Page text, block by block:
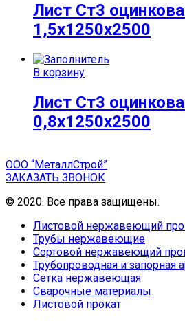
Лист Ст3
1,5х1250х2500
В корзину
Лист Ст3
0,8х1250х2500
ООО “МеталлСтрой”
ЗАКАЗАТЬ ЗВОНОК
© 2020. Все права защищены.
Листовой нержавеющий
Трубы нержавеющие
Сортовой нержавеющий
Трубопроводная и запорная
Сетка нержавеющая
Сварочные материалы
Листовой прокат